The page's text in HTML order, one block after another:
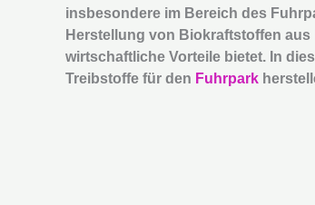
insbesondere im Bereich des
Herstellung von Biokraftstoffen aus
wirtschaftliche Vorteile bietet. In
Treibstoffe für den Fuhrpark